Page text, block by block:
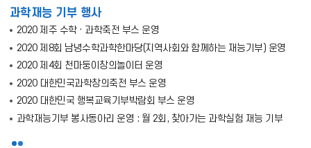
과학재능 기부 행사
2020 제주 수학 · 과학축전 부스 운영
2020 제8회 남녕수학과학한마당(지역사회와 함께하는 재능기부) 운영
2020 제4회 천마둥이창의놀이터 운영
2020 대한민국과학창의축전 부스 운영
2020 대한민국 행복교육기부박람회 부스 운영
과학재능기부 봉사동아리 운영 : 월 2회, 찾아가는 과학실험 재능 기부